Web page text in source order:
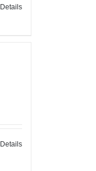
Details
Details